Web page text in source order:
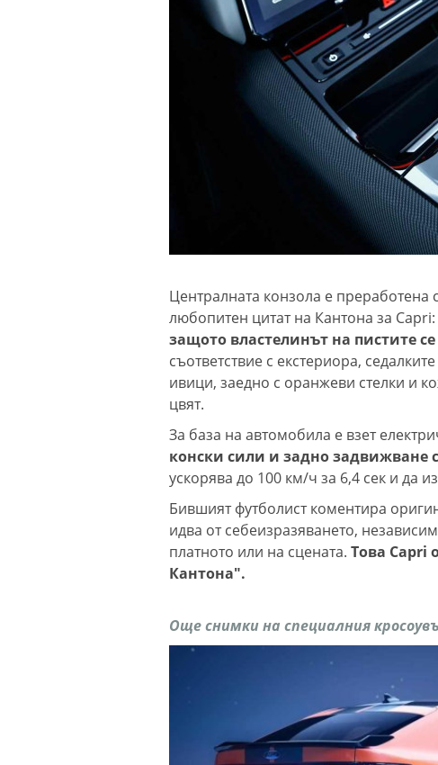
Централната конзола е преработена
любопитен цитат на Кантона за Capri:
защото властелинът на пистите
съответствие с екстериора,
ивици, заедно с оранжеви стелки и
цвят.
За база на автомобила е взет
конски сили и задно задвижване
ускорява до 100 км/ч за 6,4 сек и да
Бившият футболист коментира
идва от себеизразяването,
платното или на сцената. Това Capri
Кантона".
Още снимки на специалния